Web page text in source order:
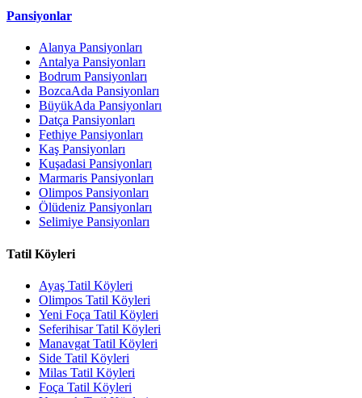
Pansiyonlar
Alanya Pansiyonları
Antalya Pansiyonları
Bodrum Pansiyonları
BozcaAda Pansiyonları
BüyükAda Pansiyonları
Datça Pansiyonları
Fethiye Pansiyonları
Kaş Pansiyonları
Kuşadasi Pansiyonları
Marmaris Pansiyonları
Olimpos Pansiyonları
Ölüdeniz Pansiyonları
Selimiye Pansiyonları
Tatil Köyleri
Ayaş Tatil Köyleri
Olimpos Tatil Köyleri
Yeni Foça Tatil Köyleri
Seferihisar Tatil Köyleri
Manavgat Tatil Köyleri
Side Tatil Köyleri
Milas Tatil Köyleri
Foça Tatil Köyleri